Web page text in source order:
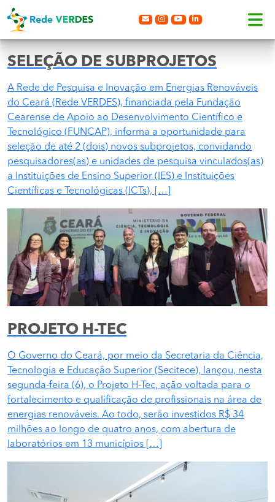
SELEÇÃO DE SUBPROJETOS
A Rede de Pesquisa e Inovação em Energias Renováveis
do Ceará (Rede VERDES), financiada pela Fundação
Cearense de Apoio ao Desenvolvimento Científico e
Tecnológico (FUNCAP), informa a oportunidade para
seleção de até 2 (dois) novos subprojetos, convidando
pesquisadores(as) e unidades de pesquisa vinculados(as)
a Instituições de Ensino Superior (IES) e Instituições
Científicas e Tecnológicas (ICTs), […]
PROJETO H-TEC
O Governo do Ceará, por meio da Secretaria da Ciência,
Tecnologia e Educação Superior (Secitece), lançou, nesta
segunda-feira (6), o Projeto H-Tec, ação voltada para o
fortalecimento e qualificação de profissionais na área de
energias renováveis. Ao todo, serão investidos R$ 34
milhões ao longo de quatro anos, com abertura de
laboratórios em 13 municípios […]